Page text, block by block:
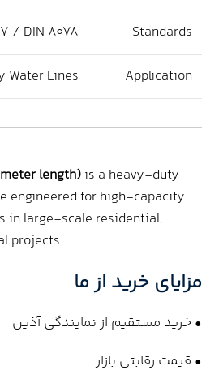
Standards
/ DIN 8078
Application
Water Lines
length)is a heavy-duty
engineered for high-capacity
in large-scale residential,
projects.
مزایای خرید از ما
• خرید مستقیم از نمایندگی آذین
• قیمت رقابتی بازار